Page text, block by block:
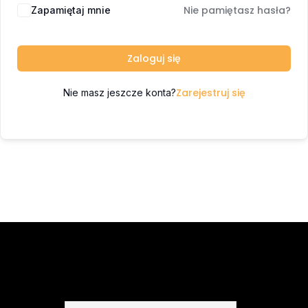
Zapamiętaj mnie Nie pamiętasz hasła?
Zaloguj się
Nie masz jeszcze konta?Zarejestruj się